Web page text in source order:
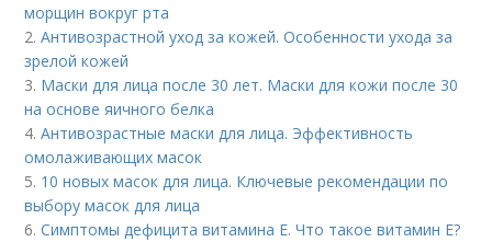
морщин вокруг рта
2.Антивозрастной уход за кожей. Особенности ухода за
зрелой кожей
3. Маски для лица после 30 лет. Маски для кожи после 30
на основе яичного белка
4.Антивозрастные маски для лица. Эффективность
омолаживающих масок
5. 10 новых масок для лица. Ключевые рекомендации по
выбору масок для лица
6.Симптомы дефицита витамина E. Что такое витамин Е?